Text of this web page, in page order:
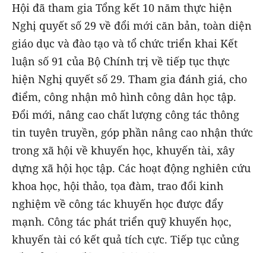
Hội đã tham gia Tổng kết 10 năm thực hiện
Nghị quyết số 29 về đổi mới căn bản, toàn diện
giáo dục và đào tạo và tổ chức triển khai Kết
luận số 91 của Bộ Chính trị về tiếp tục thực
hiện Nghị quyết số 29. Tham gia đánh giá, cho
điểm, công nhận mô hình công dân học tập.
Đổi mới, nâng cao chất lượng công tác thông
tin tuyên truyền, góp phần nâng cao nhận thức
trong xã hội về khuyến học, khuyến tài, xây
dựng xã hội học tập. Các hoạt động nghiên cứu
khoa học, hội thảo, tọa đàm, trao đổi kinh
nghiệm về công tác khuyến học được đẩy
mạnh. Công tác phát triển quỹ khuyến học,
khuyến tài có kết quả tích cực. Tiếp tục củng